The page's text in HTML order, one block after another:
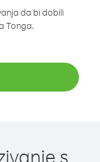
da bi dobili
Tonga.
s